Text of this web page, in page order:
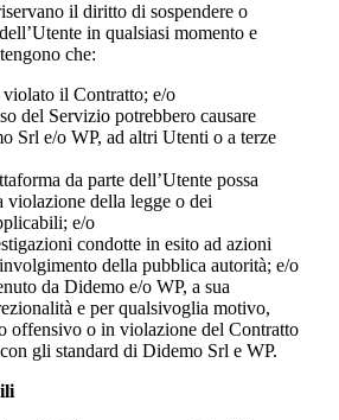
il diritto di sospendere o
in qualsiasi momento e
che:
violato il Contratto; e/o
del Servizio potrebbero causare
Srl e/o WP, ad altri Utenti o a terze
da parte dell’Utente possa
violazione della legge o dei
e/o
condotte in esito ad azioni
della pubblica autorità; e/o
da Didemo e/o WP, a sua
e per qualsivoglia motivo,
offensivo o in violazione del Contratto
gli standard di Didemo Srl e WP.